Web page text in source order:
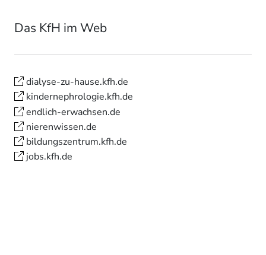
Das KfH im Web
dialyse-zu-hause.kfh.de
kindernephrologie.kfh.de
endlich-erwachsen.de
nierenwissen.de
bildungszentrum.kfh.de
jobs.kfh.de